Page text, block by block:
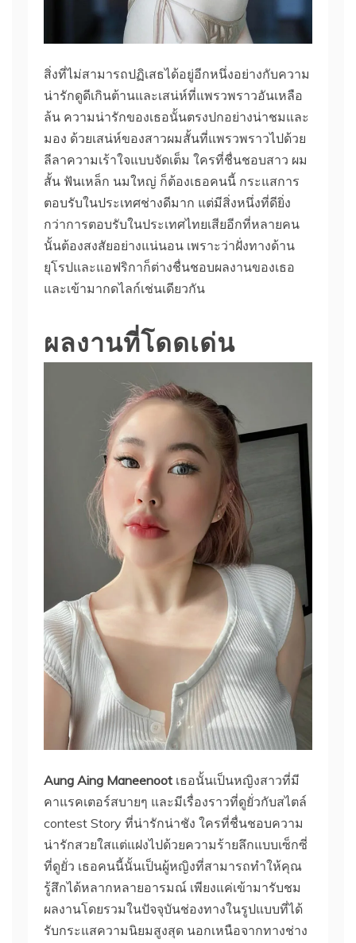
สิ่งที่ไม่สามารถปฏิเสธได้อยู่อีกหนึ่งอย่างกับความ
น่ารักดูดีเกินต้านและเสน่ห์ที่แพรวพราวอันเหลือ
ล้น ความน่ารักของเธอนั้นตรงปกอย่างน่าชมและ
มอง ด้วยเสน่ห์ของสาวผมสั้นที่แพรวพราวไปด้วย
ลีลาความเร้าใจแบบจัดเต็ม ใครที่ชื่นชอบสาว ผม
สั้น ฟันเหล็ก นมใหญ่ ก็ต้องเธอคนนี้ กระแสการ
ตอบรับในประเทศช่างดีมาก แต่มีสิ่งหนึ่งที่ดียิ่ง
กว่าการตอบรับในประเทศไทยเสียอีกที่หลายคน
นั้นต้องสงสัยอย่างแน่นอน เพราะว่าฝั่งทางด้าน
ยุโรปและแอฟริกาก็ต่างชื่นชอบผลงานของเธอ
และเข้ามากดไลก์เช่นเดียวกัน
ผลงานที่โดดเด่น
Aung Aing Maneenoot เธอนั้นเป็นหญิงสาวที่มี
คาแรคเตอร์สบายๆ และมีเรื่องราวที่ดูยั่วกับสไตล์
contest Story ที่น่ารักน่าชัง ใครที่ชื่นชอบความ
น่ารักสวยใสแต่แฝงไปด้วยความร้ายลึกแบบเซ็กซี่
ที่ดูยั่ว เธอคนนี้นั้นเป็นผู้หญิงที่สามารถทำให้คุณ
รู้สึกได้หลากหลายอารมณ์ เพียงแค่เข้ามารับชม
ผลงานโดยรวมในปัจจุบันช่องทางในรูปแบบที่ได้
รับกระแสความนิยมสูงสุด นอกเหนือจากทางช่าง